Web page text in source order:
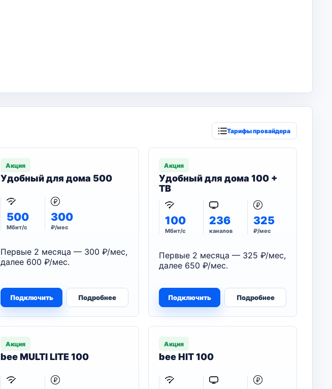
Тарифы провайдера
Акция
Удобный для дома 500
500
Мбит/с
300
₽/мес
Первые 2 месяца — 300 ₽/мес,
далее 600 ₽/мес.
Подключить Подробнее
Акция
Удобный для дома 100 +
ТВ
100
Мбит/с
236
каналов
325
₽/мес
Первые 2 месяца — 325 ₽/мес,
далее 650 ₽/мес.
Подключить Подробнее
Акция
bee MULTI LITE 100
Акция
bee HIT 100